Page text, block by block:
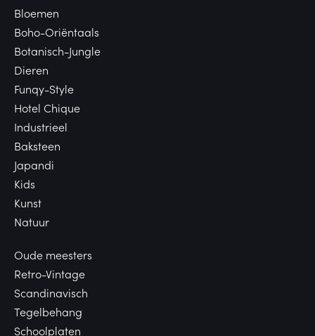
Bloemen
Boho-Oriëntaals
Botanisch-Jungle
Dieren
Funqy-Style
Hotel Chique
Industrieel
Baksteen
Japandi
Kids
Kunst
Natuur
Oude meesters
Retro-Vintage
Scandinavisch
Tegelbehang
Schoolplaten